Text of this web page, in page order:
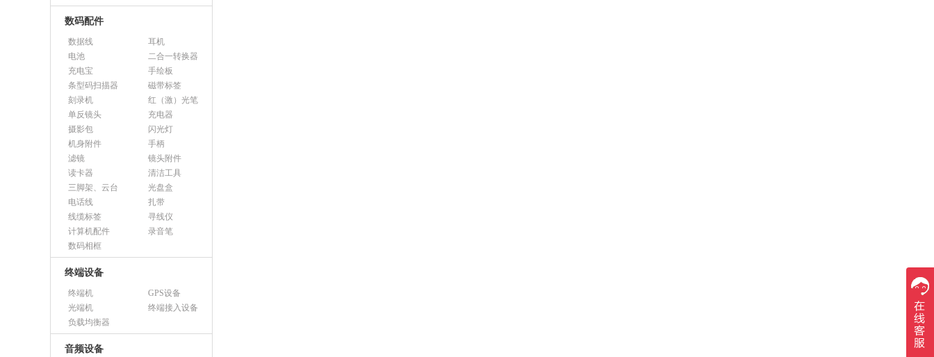
数码配件
数据线
耳机
电池
二合一转换器
充电宝
手绘板
条型码扫描器
磁带标签
刻录机
红（激）光笔
单反镜头
充电器
摄影包
闪光灯
机身附件
手柄
滤镜
镜头附件
读卡器
清洁工具
三脚架、云台
光盘盒
电话线
扎带
线缆标签
寻线仪
计算机配件
录音笔
数码相框
终端设备
终端机
GPS设备
光端机
终端接入设备
负载均衡器
音频设备